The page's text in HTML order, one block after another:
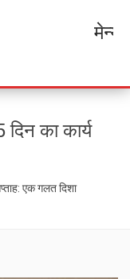
मेन्यू
का कार्य
एक गलत दिशा